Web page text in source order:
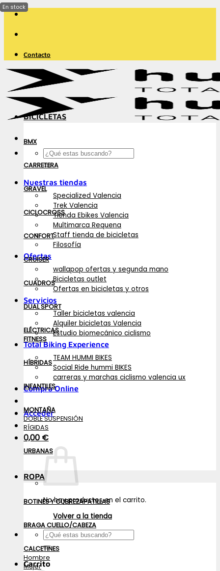
Saltar
contenido
Contacto
Buscar
por:
Nuestras tiendas
Specialized Valencia
Trek Valencia
Tienda Ebikes Valencia
Multimarca Requena
Staff tienda de bicicletas
Filosofía
Ofertas
wallapop ofertas y segunda mano
Bicicletas outlet
Ofertas en bicicletas y otros
Servicios
Taller bicicletas valencia
Alquiler bicicletas Valencia
Estudio biomecánico ciclismo
Total Biking Experience
TEAM HUMMI BIKES
Social Ride hummi BIKES
carreras y marchas ciclismo valencia ux
Compra Online
Acceder
0,00 €
No hay productos en el carrito.
Volver a la tienda
Buscar
por:
Carrito
BICICLETAS
BMX
CARRETERA
GRAVEL
CICLOCROSS
CONFORT
CRUISER
CUADROS
DUAL SPORT
ELÉCTRICAS
FITNESS
HÍBRIDAS
INFANTILES
MONTAÑA
DOBLE SUSPENSIÓN
RÍGIDAS
URBANAS
ROPA
BOTINES Y CUBREZAPATILLAS
BRAGA CUELLO/CABEZA
CALCETINES
Hombre
Mujer